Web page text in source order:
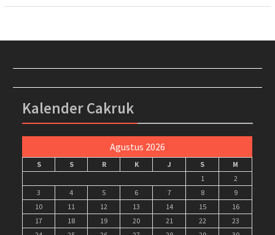
Kalender Cakruk
Agustus 2026
S S R K J S
M
1
2
3
4 5 6 7 8
9
10
11 12 13 14 15
16
17
18 19 20 21 22
23